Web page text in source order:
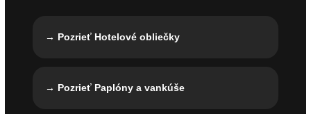
→ Pozrieť Hotelové obliečky
→ Pozrieť Paplóny a vankúše